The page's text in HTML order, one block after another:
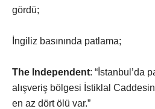
gördü;
İngiliz basınında patlama;
The Independent: “İstanbul’da
alışveriş bölgesi İstiklal
en az dört ölü var.”